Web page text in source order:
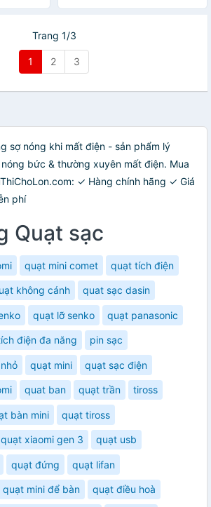
Trang 1/3
1 2 3
sợ nóng khi mất điện - sản phẩm lý
bức & thường xuyên mất điện. Mua
✓ Hàng chính hãng ✓ Giá
phí
Quạt sạc
quạt mini comet quạt tích điện
không cánh quat sạc dasin
quạt lỡ senko quạt panasonic
điện đa năng pin sạc
quạt mini quạt sạc điện
quat ban quạt trần tiross
bàn mini quạt tiross
quạt xiaomi gen 3 quạt usb
quạt đứng quạt lifan
quạt mini để bàn quạt điều hoà